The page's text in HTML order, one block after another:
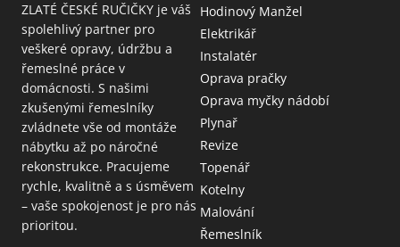
ZLATÉ ČESKÉ RUČIČKY je váš
spolehlivý partner pro
veškeré opravy, údržbu a
řemeslné práce v
domácnosti. S našimi
zkušenými řemeslníky
zvládnete vše od montáže
nábytku až po náročné
rekonstrukce. Pracujeme
rychle, kvalitně a s úsměvem
– vaše spokojenost je pro nás
prioritou.
Hodinový Manžel
Elektrikář
Instalatér
Oprava pračky
Oprava myčky nádobí
Plynař
Revize
Topenář
Kotelny
Malování
Řemeslník